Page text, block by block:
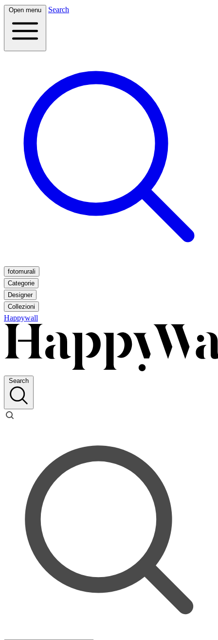
Open menu Search
fotomurali
Categorie
Designer
Collezioni
Happywall
Search